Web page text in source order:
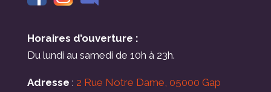
Horaires d’ouverture :
Du lundi au samedi de 10h à 23h.
Adresse : 2 Rue Notre Dame, 05000 Gap